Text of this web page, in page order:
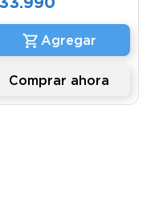
Comprar ahora